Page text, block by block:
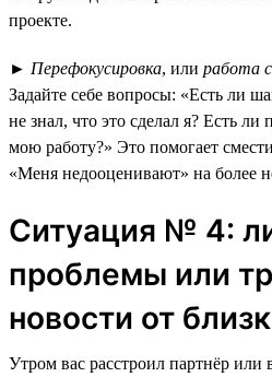
проекте.
► Перефокусировка, или работа
Задайте себе вопросы: «Есть ли
не знал, что это сделал я? Есть
мою работу?» Это помогает
«Меня недооценивают» на более
Ситуация № 4:
проблемы или
новости от
Утром вас расстроил партнёр